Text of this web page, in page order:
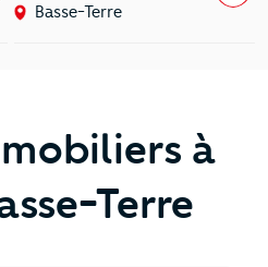
Basse-Terre
à
Terre